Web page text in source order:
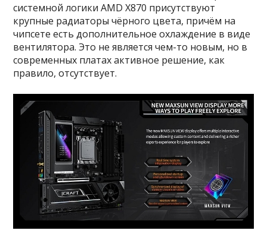
системной логики AMD X870 присутствуют
крупные радиаторы чёрного цвета, причём на
чипсете есть дополнительное охлаждение в виде
вентилятора. Это не является чем-то новым, но в
современных платах активное решение, как
правило, отсутствует.